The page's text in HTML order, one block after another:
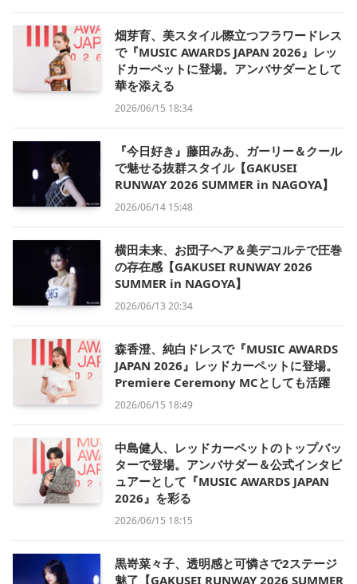
畑芽育、美スタイル際立つフラワードレス
で『MUSIC AWARDS JAPAN 2026』レッ
ドカーペットに登場。アンバサダーとして
華を添える
2026/06/15 18:34
『今日好き』藤田みあ、ガーリー＆クール
で魅せる抜群スタイル【GAKUSEI
RUNWAY 2026 SUMMER in NAGOYA】
2026/06/14 15:48
横田未来、お団子ヘア＆美デコルテで圧巻
の存在感【GAKUSEI RUNWAY 2026
SUMMER in NAGOYA】
2026/06/13 20:34
森香澄、純白ドレスで『MUSIC AWARDS
JAPAN 2026』レッドカーペットに登場。
Premiere Ceremony MCとしても活躍
2026/06/15 18:49
中島健人、レッドカーペットのトップバッ
ターで登場。アンバサダー＆公式インタビ
ュアーとして『MUSIC AWARDS JAPAN
2026』を彩る
2026/06/15 18:15
黒嵜菜々子、透明感と可憐さで2ステージ
魅了【GAKUSEI RUNWAY 2026 SUMMER